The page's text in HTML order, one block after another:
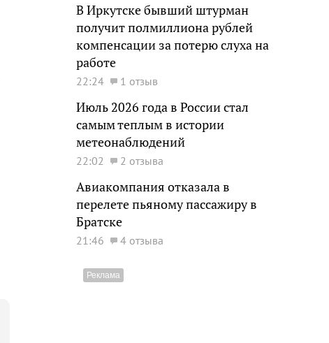
В Иркутске бывший штурман
получит полмиллиона рублей
компенсации за потерю слуха на
работе
22:24 1 отзыв
Июль 2026 года в России стал
самым теплым в истории
метеонаблюдений
22:02 2 отзыва
Авиакомпания отказала в
перелете пьяному пассажиру в
Братске
21:46 4 отзыва